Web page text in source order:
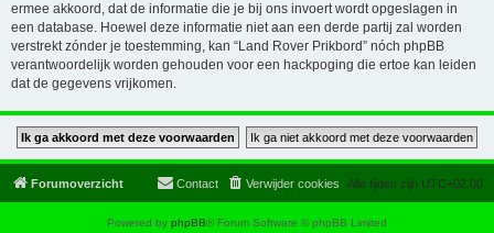
ermee akkoord, dat de informatie die je bij ons invoert wordt opgeslagen in
een database. Hoewel deze informatie niet aan een derde partij zal worden
verstrekt zónder je toestemming, kan “Land Rover Prikbord” nóch phpBB
verantwoordelijk worden gehouden voor een hackpoging die ertoe kan leiden
dat de gegevens vrijkomen.
Forumoverzicht Alle tijden zijn UTC+02:00
Verwijder cookies
Contact
Powered by phpBB® Forum Software © phpBB Limited